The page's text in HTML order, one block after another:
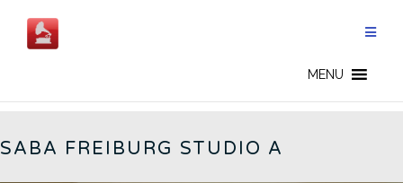
content
MENU
SABA FREIBURG STUDIO A